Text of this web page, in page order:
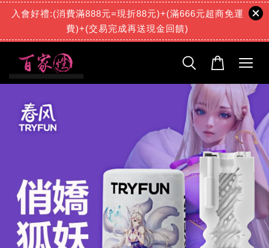
入會好禮:(消費滿888元=現折88元)+(滿666元超商免運
費)+(交易完成再送現金回饋)